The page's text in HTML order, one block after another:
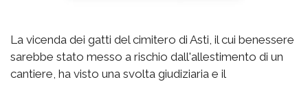
La vicenda dei gatti del cimitero di Asti, il cui benessere
sarebbe stato messo a rischio dall'allestimento di un
cantiere, ha visto una svolta giudiziaria e il